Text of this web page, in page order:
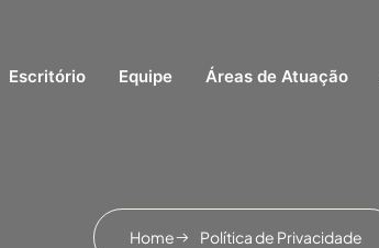
Escritório Equipe Áreas de Atuação
Home Política de Privacidade